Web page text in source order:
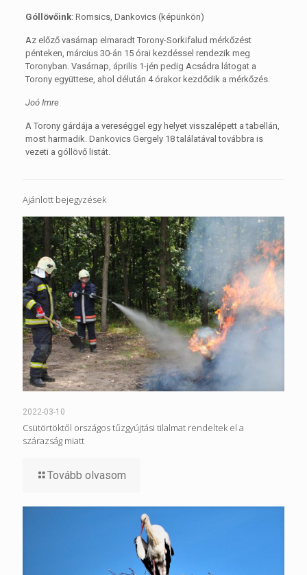
Góllövőink: Romsics, Dankovics (képünkön)
Az előző vasárnap elmaradt Torony-Sorkifalud mérkőzést
pénteken, március 30-án 15 órai kezdéssel rendezik meg
Toronyban. Vasárnap, április 1-jén pedig Acsádra látogat a
Torony együttese, ahol délután 4 órakor kezdődik a mérkőzés.
Joó Imre
A Torony gárdája a vereséggel egy helyet visszalépett a tabellán,
most harmadik. Dankovics Gergely 18 találatával továbbra is
vezeti a góllövő listát.
Ajánlott bejegyzések
2022-03-10
Csütörtöktől országos tűzgyújtási tilalmat rendeltek el a
szárazság miatt
Tovább olvasom